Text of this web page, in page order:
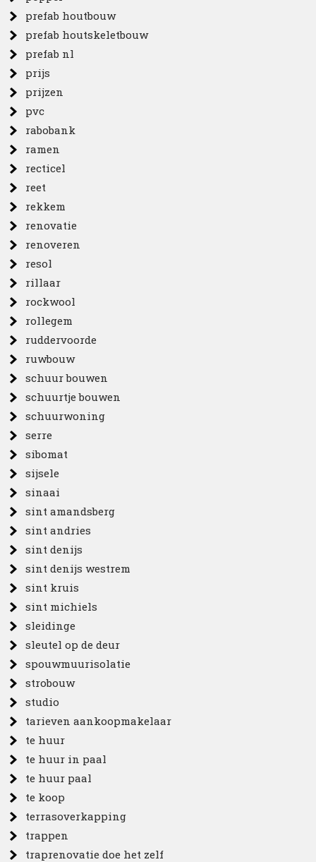
prefab houtbouw
prefab houtskeletbouw
prefab nl
prijs
prijzen
pvc
rabobank
ramen
recticel
reet
rekkem
renovatie
renoveren
resol
rillaar
rockwool
rollegem
ruddervoorde
ruwbouw
schuur bouwen
schuurtje bouwen
schuurwoning
serre
sibomat
sijsele
sinaai
sint amandsberg
sint andries
sint denijs
sint denijs westrem
sint kruis
sint michiels
sleidinge
sleutel op de deur
spouwmuurisolatie
strobouw
studio
tarieven aankoopmakelaar
te huur
te huur in paal
te huur paal
te koop
terrasoverkapping
trappen
traprenovatie doe het zelf